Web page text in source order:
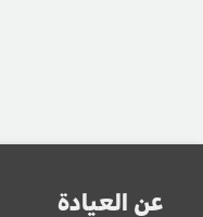
عن العيادة